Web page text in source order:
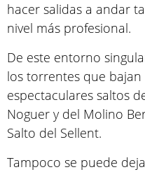
hacer salidas a andar
nivel más profesional.
De este entorno
los torrentes que
espectaculares saltos
Noguer y del Molino
Salto del Sellent.
Tampoco se puede